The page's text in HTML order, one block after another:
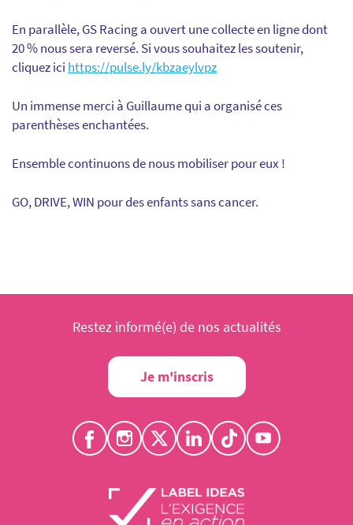
En parallèle, GS Racing a ouvert une collecte en ligne dont
20 % nous sera reversé. Si vous souhaitez les soutenir,
cliquez ici https://pulse.ly/kbzaeylvpz
Un immense merci à Guillaume qui a organisé ces
parenthèses enchantées.
Ensemble continuons de nous mobiliser pour eux !
GO, DRIVE, WIN pour des enfants sans cancer.
Restez informé(e) de nos actualités
Je m'inscris